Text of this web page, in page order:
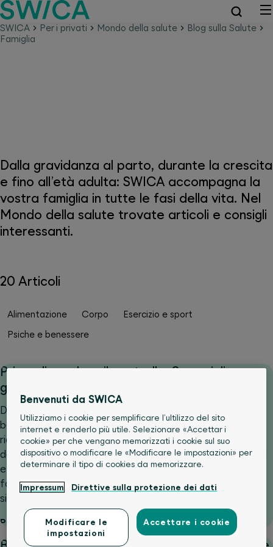
SWICA Per i privati Mondo della salute
Blog sulla Salute
Famiglia
Dalla gravidanza al parto, durante la crescita
e fino all’età adulta: SWICA accompagna la
vostra famiglia in tutte le fasi della vita. Nel
Mondo della salute trovate articoli e consigli
interessanti.
20 Articoli
Alimentazione Corpo
Esercizio e sport
Psiche e benessere
Prima di perdere il controllo: 8 consigli per
genitori sull’orlo dell’esaurimento
Dal 1° luglio, il Codice civile svizzero stabilisce che le
bambine e i bambini devono essere educati senza
ricorrere alla violenza fisica o ad altri trattamenti
degradanti. Tuttavia, le indagini evidenziano che schiaffi
e insulti sono ancora molto diffusi. Che cosa possono
fare i genitori per non perdere il controllo anche nelle
situazioni di stress?
Per saperne di più
Benvenuti da SWICA
Utilizziamo i cookie per semplificare l’ultilizzo del sito
internet e renderlo più utile. Selezionare «Accettar i
cookie» per che vengano memorizzati i cookie sul suo
dispositivo o modificare le «Modificare le impostazioni» per
determinare il tipo di cookies da memorizzare.
Impressum Direttive sulla protezione dei dati
Modificare le
impostazioni
Accettare i cookie